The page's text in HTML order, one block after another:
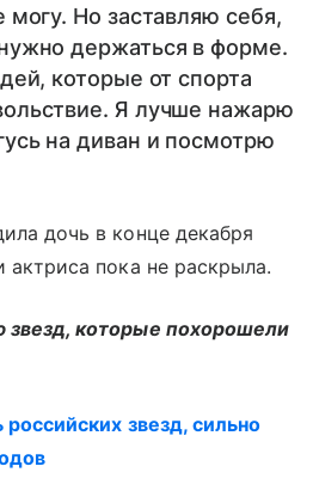
могу. Но заставляю себя,
держаться в форме.
которые от спорта
Я лучше нажарю
на диван и посмотрю
дочь в конце декабря
актриса пока не раскрыла.
звезд, которые похорошели
российских звезд, сильно